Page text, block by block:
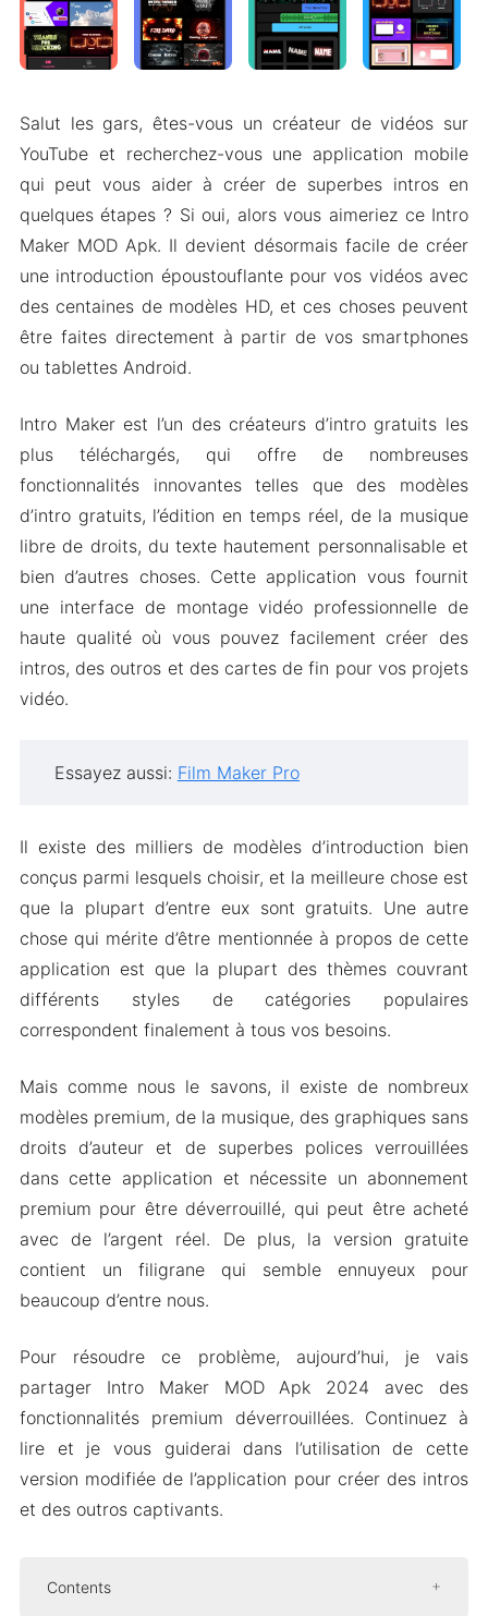
Salut les gars, êtes-vous un créateur de vidéos sur
YouTube et recherchez-vous une application mobile
qui peut vous aider à créer de superbes intros en
quelques étapes ? Si oui, alors vous aimeriez ce Intro
Maker MOD Apk. Il devient désormais facile de créer
une introduction époustouflante pour vos vidéos avec
des centaines de modèles HD, et ces choses peuvent
être faites directement à partir de vos smartphones
ou tablettes Android.
Intro Maker est l’un des créateurs d’intro gratuits les
plus téléchargés, qui offre de nombreuses
fonctionnalités innovantes telles que des modèles
d’intro gratuits, l’édition en temps réel, de la musique
libre de droits, du texte hautement personnalisable et
bien d’autres choses. Cette application vous fournit
une interface de montage vidéo professionnelle de
haute qualité où vous pouvez facilement créer des
intros, des outros et des cartes de fin pour vos projets
vidéo.
Essayez aussi: Film Maker Pro
Il existe des milliers de modèles d’introduction bien
conçus parmi lesquels choisir, et la meilleure chose est
que la plupart d’entre eux sont gratuits. Une autre
chose qui mérite d’être mentionnée à propos de cette
application est que la plupart des thèmes couvrant
différents styles de catégories populaires
correspondent finalement à tous vos besoins.
Mais comme nous le savons, il existe de nombreux
modèles premium, de la musique, des graphiques sans
droits d’auteur et de superbes polices verrouillées
dans cette application et nécessite un abonnement
premium pour être déverrouillé, qui peut être acheté
avec de l’argent réel. De plus, la version gratuite
contient un filigrane qui semble ennuyeux pour
beaucoup d’entre nous.
Pour résoudre ce problème, aujourd’hui, je vais
partager Intro Maker MOD Apk 2024 avec des
fonctionnalités premium déverrouillées. Continuez à
lire et je vous guiderai dans l’utilisation de cette
version modifiée de l’application pour créer des intros
et des outros captivants.
Contents